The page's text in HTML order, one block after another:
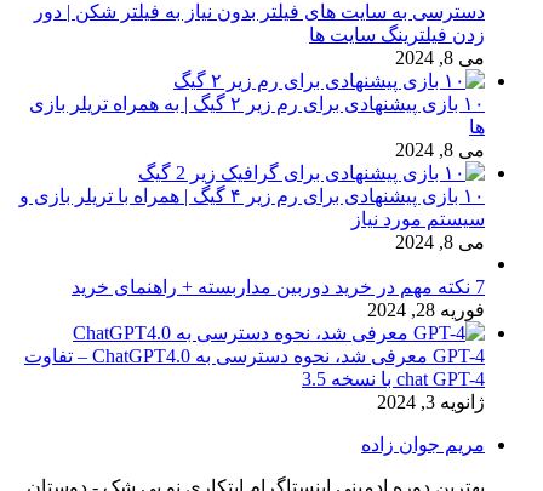
دسترسی به سایت های فیلتر بدون نیاز به فیلتر شکن | دور
زدن فیلترینگ سایت ها
می 8, 2024
۱۰ بازی پیشنهادی برای رم زیر ۲ گیگ | به همراه تریلر بازی
ها
می 8, 2024
۱۰ بازی پیشنهادی برای رم زیر ۴ گیگ | همراه با تریلر بازی و
سیستم مورد نیاز
می 8, 2024
7 نکته مهم در خرید دوربین مداربسته + راهنمای خرید
فوریه 28, 2024
GPT-4 معرفی شد، نحوه دسترسی به ChatGPT4.0 – تفاوت
chat GPT-4 با نسخه 3.5
ژانویه 3, 2024
مریم جوان زاده